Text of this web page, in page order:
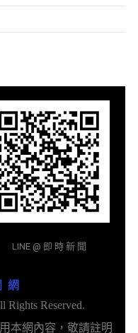
LINE @ 即 時 新 聞
網
Rights Reserved.
本網內容，敬請註明